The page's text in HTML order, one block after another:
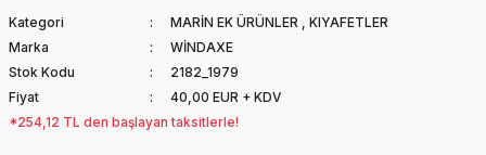
Kategori MARİN EK ÜRÜNLER , KIYAFETLER
Marka
WİNDAXE
Stok Kodu
2182_1979
Fiyat
40,00 EUR + KDV
*254,12 TL den başlayan taksitlerle!